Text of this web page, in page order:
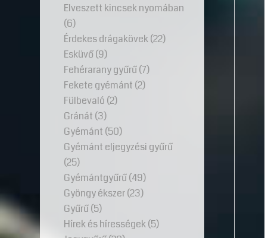
Elveszett kincsek nyomában
(6)
Érdekes drágakövek(22)
Esküvő(9)
Fehérarany gyűrű(7)
Fekete gyémánt (2)
Fülbevaló (2)
Gránát (3)
Gyémánt (50)
Gyémánt eljegyzési gyűrű
(25)
Gyémántgyűrű(49)
Gyöngy ékszer(23)
Gyűrű(5)
Hírek és hírességek(5)